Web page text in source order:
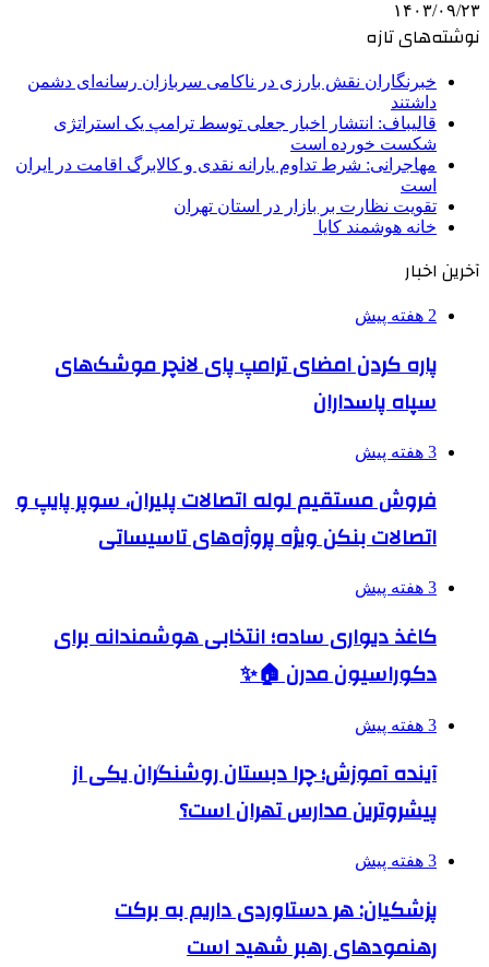
۱۴۰۳/۰۹/۲۳
نوشته‌های تازه
خبرنگاران نقش بارزی در ناکامی سربازان رسانه‌ای دشمن
داشتند
قالیباف: انتشار اخبار جعلی توسط ترامپ یک استراتژی
شکست خورده است
مهاجرانی: شرط تداوم یارانه نقدی و کالابرگ اقامت در ایران
است
تقویت نظارت بر بازار در استان تهران
خانه هوشمند کایا
آخرین اخبار
2 هفته پیش
پاره کردن امضای ترامپ پای لانچر موشک‌های
سپاه پاسداران
3 هفته پیش
فروش مستقیم لوله اتصالات پلیران، سوپر پایپ و
اتصالات بنکن ویژه پروژه‌های تاسیساتی
3 هفته پیش
کاغذ دیواری ساده؛ انتخابی هوشمندانه برای
دکوراسیون مدرن 🏠✨
3 هفته پیش
آینده آموزش؛ چرا دبستان روشنگران یکی از
پیشروترین مدارس تهران است؟
3 هفته پیش
پزشکیان: هر دستاوردی داریم به برکت
رهنمودهای رهبر شهید است